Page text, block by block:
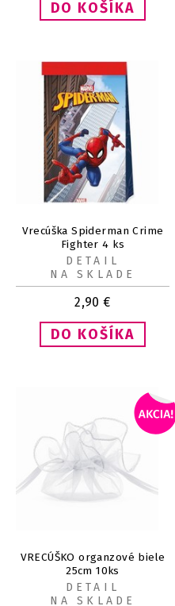
Vrecúška Spiderman Crime
Fighter 4 ks
2,90 €
DETAIL
NA SKLADE
VRECÚŠKO organzové biele
25cm 10ks
DETAIL
NA SKLADE